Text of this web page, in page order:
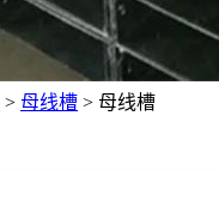
> 母线槽 > 母线槽